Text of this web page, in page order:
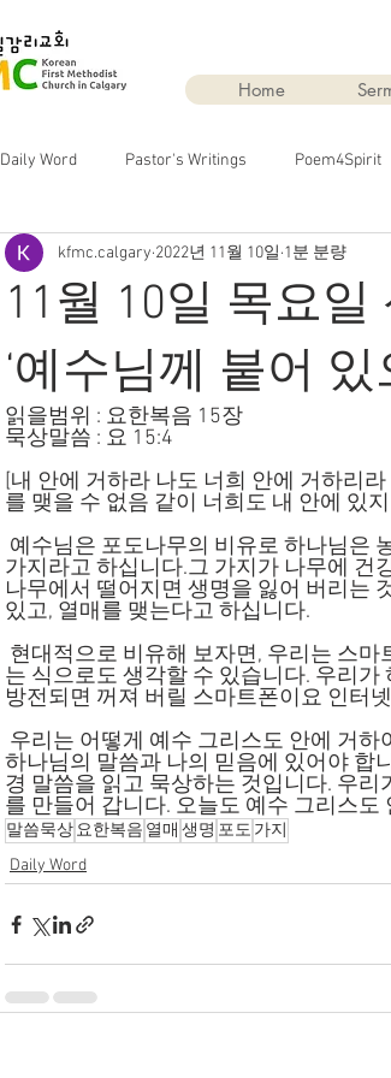
Home
Daily Word Pastor's Writings Poem4Spirit
11월 10일 목요
‘예수님께 붙어 있
kfmc.calgary 2022년 11월 10일 1분 분량
읽을범위 : 요한복음 15장
묵상말씀 : 요 15:4
[내 안에 거하라 나도 너희 안에 거하리
를 맺을 수 없음 같이 너희도 내 안에 있
가지라고 하십니다.그 가지가 나무에 건
나무에서 떨어지면 생명을 잃어 버리는
있고, 열매를 맺는다고 하십니다.
는 식으로도 생각할 수 있습니다. 우리
방전되면 꺼져 버릴 스마트폰이요 인터
하나님의 말씀과 나의 믿음에 있어야 합
경 말씀을 읽고 묵상하는 것입니다. 우
를 만들어 갑니다. 오늘도 예수 그리스
말씀묵상요한복음 열매 생명 포도 가지
Daily Word